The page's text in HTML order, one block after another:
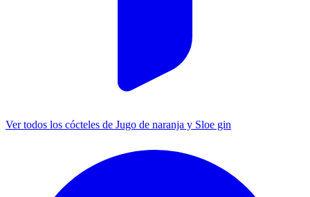
Ver todos los cócteles de Jugo de naranja y Sloe gin